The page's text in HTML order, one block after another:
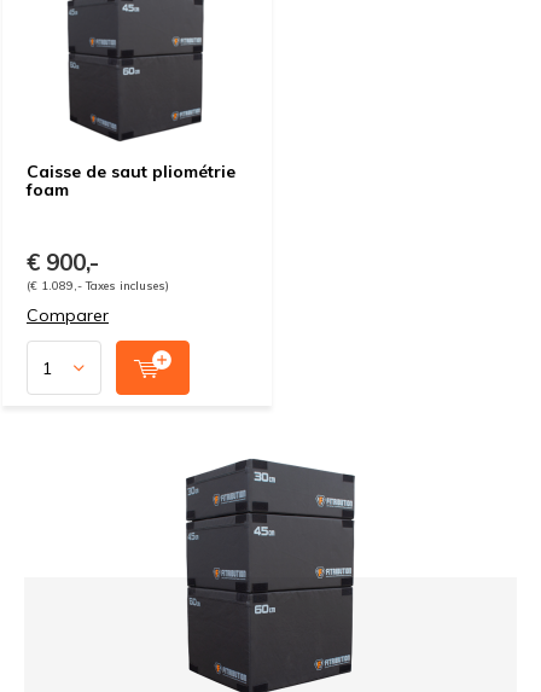
Caisse de saut pliométrie
foam
€ 900,-
(€ 1.089,- Taxes incluses)
Comparer